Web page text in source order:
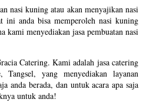
nasi kuning atau akan menyajikan nasi
ini anda bisa memperoleh nasi kuning
kami menyediakan jasa pembuatan nasi
Catering. Kami adalah jasa catering
yang menyediakan layanan
anda berada, dan untuk acara apa saja
untuk anda!